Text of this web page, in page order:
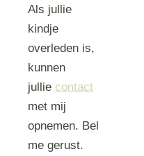
Als jullie
kindje
overleden is,
kunnen
jullie contact
met mij
opnemen. Bel
me gerust.